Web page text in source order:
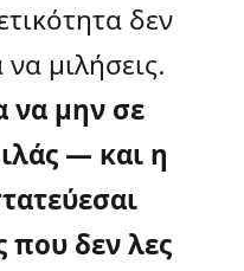
δεν
μιλήσεις.
να μην σε
— και η
που δεν λες